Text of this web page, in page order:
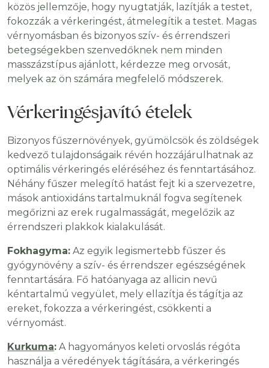
közös jellemzője, hogy nyugtatják, lazítják a testet,
fokozzák a vérkeringést, átmelegítik a testet. Magas
vérnyomásban és bizonyos szív- és érrendszeri
betegségekben szenvedőknek nem minden
masszázstípus ajánlott, kérdezze meg orvosát,
melyek az ön számára megfelelő módszerek.
Vérkeringésjavító ételek
Bizonyos fűszernövények, gyümölcsök és zöldségek
kedvező tulajdonságaik révén hozzájárulhatnak az
optimális vérkeringés eléréséhez és fenntartásához.
Néhány fűszer melegítő hatást fejt ki a szervezetre,
mások antioxidáns tartalmuknál fogva segítenek
megőrizni az erek rugalmasságát, megelőzik az
érrendszeri plakkok kialakulását.
Fokhagyma: Az egyik legismertebb fűszer és
gyógynövény a szív- és érrendszer egészségének
fenntartására. Fő hatóanyaga az allicin nevű
kéntartalmú vegyület, mely ellazítja és tágítja az
ereket, fokozza a vérkeringést, csökkenti a
vérnyomást.
Kurkuma: A hagyományos keleti orvoslás régóta
használja a véredények tágítására, a vérkeringés